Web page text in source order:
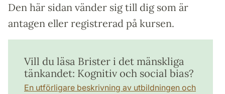
Den här sidan vänder sig till dig som är
antagen eller registrerad på kursen.
Vill du läsa Brister i det mänskliga
tänkandet: Kognitiv och social bias?
En utförligare beskrivning av utbildningen och